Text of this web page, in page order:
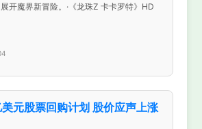
开魔界新冒险。·《龙珠Z 卡卡罗特》HD
元股票回购计划 股价应声上涨